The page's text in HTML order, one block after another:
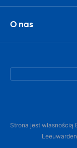
O nas
Strona jest własnością